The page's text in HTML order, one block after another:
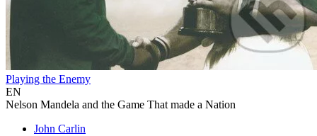
Playing the Enemy
EN
Nelson Mandela and the Game That made a Nation
John Carlin